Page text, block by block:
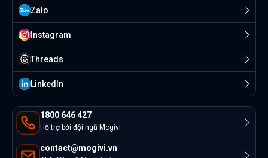
1800 646 427
Hỗ trợ bởi đội ngũ Mogivi
contact@mogivi.vn
Zalo
Instagram
Threads
Linkedln